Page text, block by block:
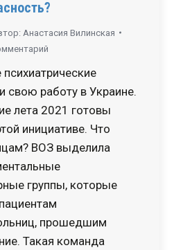
Анастасия Вилинская
свою работу в Украине.
лета 2021 готовы
инициативе. Что
ВОЗ выделила
группы, которые
прошедшим
Такая команда